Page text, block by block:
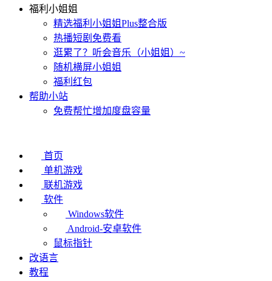
福利小姐姐
精选福利小姐姐Plus整合版
热播短剧免费看
逛累了？听会音乐（小姐姐）~
随机横屏小姐姐
福利红包
帮助小站
免费帮忙增加度盘容量
首页
单机游戏
联机游戏
软件
Windows软件
Android-安卓软件
鼠标指针
改语言
教程